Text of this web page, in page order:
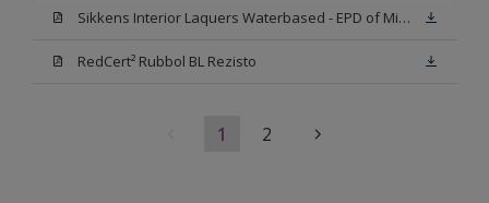
Sikkens Interior Laquers Waterbased - EPD of Milieuproductverklaring
RedCert² Rubbol BL Rezisto
1 2